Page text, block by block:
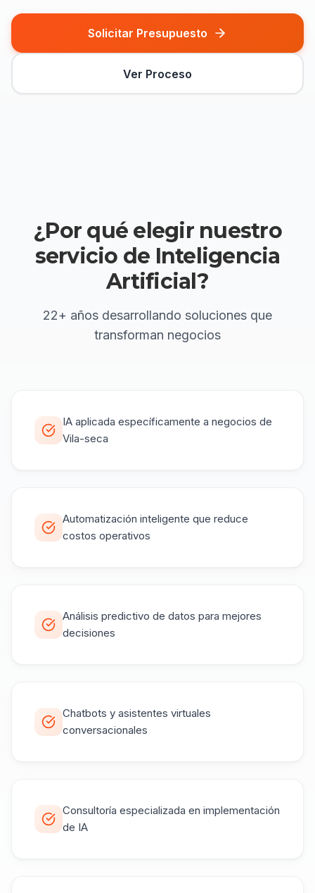
Solicitar Presupuesto
Ver Proceso
¿Por qué elegir nuestro
servicio de Inteligencia
Artificial?
22+ años desarrollando soluciones que
transforman negocios
IA aplicada específicamente a negocios de
Vila-seca
Automatización inteligente que reduce
costos operativos
Análisis predictivo de datos para mejores
decisiones
Chatbots y asistentes virtuales
conversacionales
Consultoría especializada en implementación
de IA